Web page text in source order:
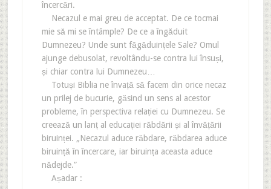
încercări.
Necazul e mai greu de acceptat. De ce tocmai
mie să mi se întâmple? De ce a îngăduit
Dumnezeu? Unde sunt făgăduințele Sale? Omul
ajunge debusolat, revoltându-se contra lui însuși,
și chiar contra lui Dumnezeu…
Totuși Biblia ne învață să facem din orice necaz
un prilej de bucurie, găsind un sens al acestor
probleme, în perspectiva relației cu Dumnezeu. Se
creează un lanț al educației răbdării și al învățării
biruinței. „Necazul aduce răbdare, răbdarea aduce
biruință în încercare, iar biruința aceasta aduce
nădejde.”
Așadar :